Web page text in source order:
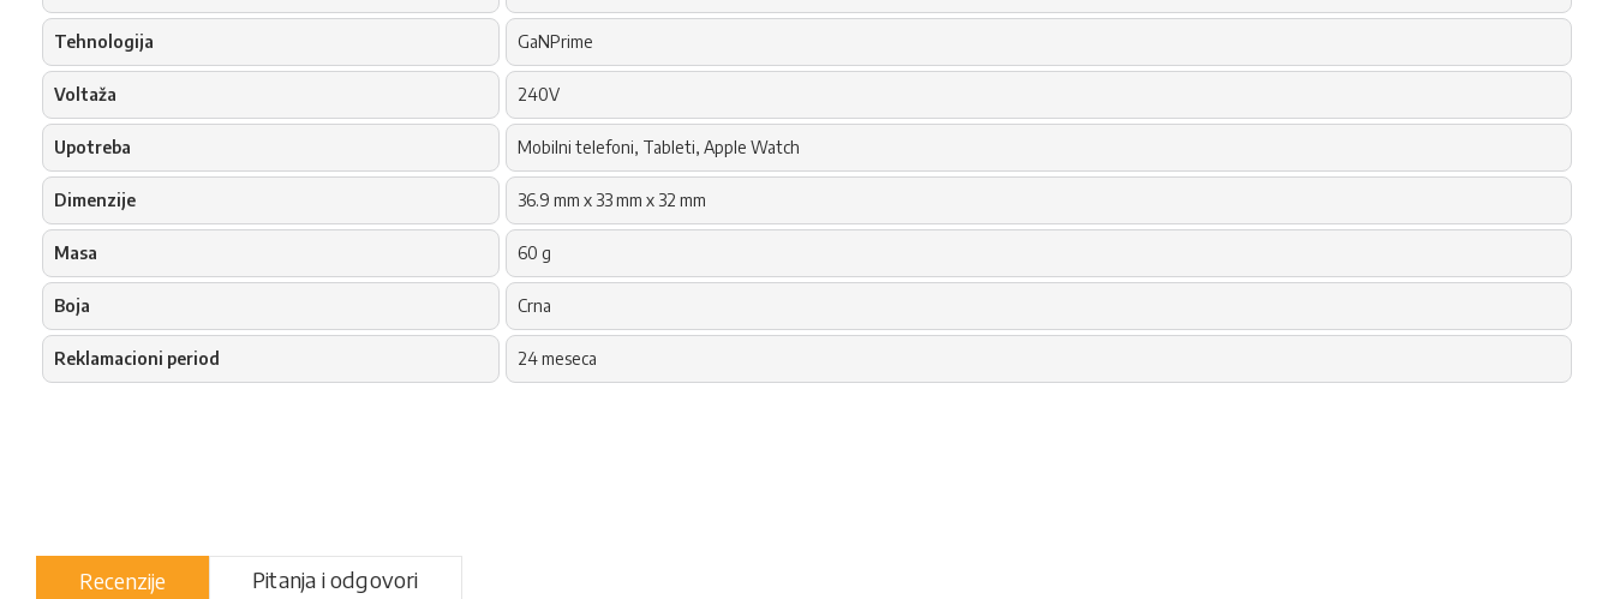
Tehnologija GaNPrime
Voltaža 240V
Upotreba Mobilni telefoni, Tableti, Apple Watch
Dimenzije 36.9 mm x 33 mm x 32 mm
Masa 60 g
Boja Crna
Reklamacioni period 24 meseca
Recenzije Pitanja i odgovori